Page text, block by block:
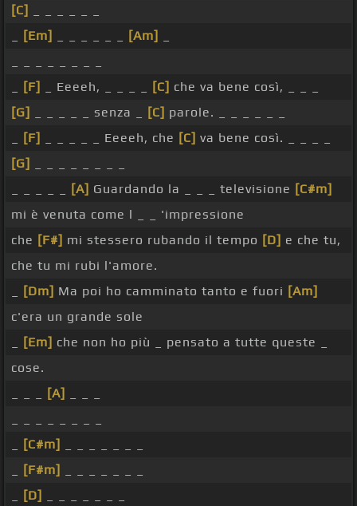
[C]
[Em] [Am]
[F] _ Eeeeh, _ _ _ _ [C] che va bene così, _ _ _
[G]
_ _ _ _ _ senza _ [C] parole. _ _ _ _ _ _
[F] _ _ _ _ _ Eeeeh, che [C] va bene così. _ _ _ _
[G]
[A] Guardando la _ _ _ televisione [C#m]
mi è venuta come l _ _ 'impressione
che [F#] mi stessero rubando il tempo [D] e che tu,
che tu mi rubi l'amore.
[Dm] Ma poi ho camminato tanto e fuori [Am]
c'era un grande sole
[Em] che non ho più _ pensato a tutte queste _
cose.
[A]
[C#m]
[F#m]
[D]